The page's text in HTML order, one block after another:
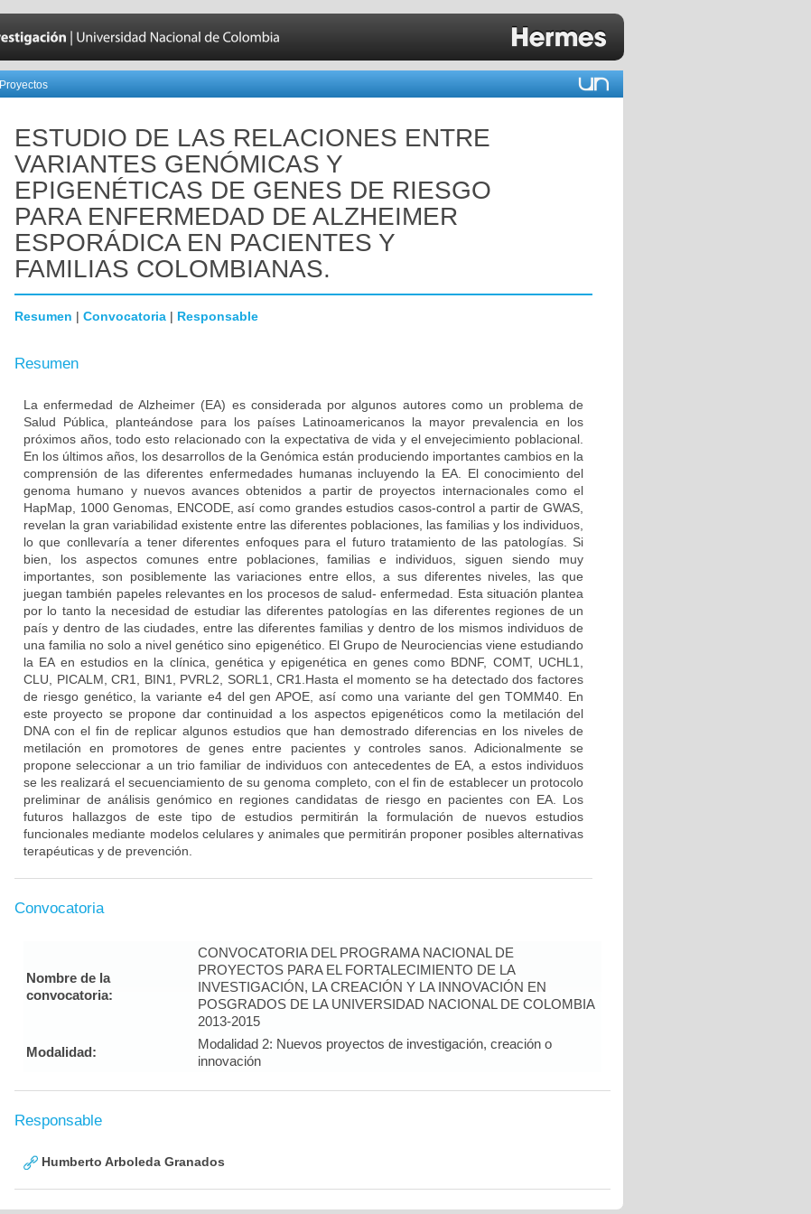
Proyectos
ESTUDIO DE LAS RELACIONES ENTRE
VARIANTES GENÓMICAS Y
EPIGENÉTICAS DE GENES DE RIESGO
PARA ENFERMEDAD DE ALZHEIMER
ESPORÁDICA EN PACIENTES Y
FAMILIAS COLOMBIANAS.
Resumen | Convocatoria | Responsable
Resumen
La enfermedad de Alzheimer (EA) es considerada por algunos autores como un problema de
Salud Pública, planteándose para los países Latinoamericanos la mayor prevalencia en los
próximos años, todo esto relacionado con la expectativa de vida y el envejecimiento poblacional.
En los últimos años, los desarrollos de la Genómica están produciendo importantes cambios en la
comprensión de las diferentes enfermedades humanas incluyendo la EA. El conocimiento del
genoma humano y nuevos avances obtenidos a partir de proyectos internacionales como el
HapMap, 1000 Genomas, ENCODE, así como grandes estudios casos-control a partir de GWAS,
revelan la gran variabilidad existente entre las diferentes poblaciones, las familias y los individuos,
lo que conllevaría a tener diferentes enfoques para el futuro tratamiento de las patologías. Si
bien, los aspectos comunes entre poblaciones, familias e individuos, siguen siendo muy
importantes, son posiblemente las variaciones entre ellos, a sus diferentes niveles, las que
juegan también papeles relevantes en los procesos de salud- enfermedad. Esta situación plantea
por lo tanto la necesidad de estudiar las diferentes patologías en las diferentes regiones de un
país y dentro de las ciudades, entre las diferentes familias y dentro de los mismos individuos de
una familia no solo a nivel genético sino epigenético. El Grupo de Neurociencias viene estudiando
la EA en estudios en la clínica, genética y epigenética en genes como BDNF, COMT, UCHL1,
CLU, PICALM, CR1, BIN1, PVRL2, SORL1, CR1.Hasta el momento se ha detectado dos factores
de riesgo genético, la variante e4 del gen APOE, así como una variante del gen TOMM40. En
este proyecto se propone dar continuidad a los aspectos epigenéticos como la metilación del
DNA con el fin de replicar algunos estudios que han demostrado diferencias en los niveles de
metilación en promotores de genes entre pacientes y controles sanos. Adicionalmente se
propone seleccionar a un trio familiar de individuos con antecedentes de EA, a estos individuos
se les realizará el secuenciamiento de su genoma completo, con el fin de establecer un protocolo
preliminar de análisis genómico en regiones candidatas de riesgo en pacientes con EA. Los
futuros hallazgos de este tipo de estudios permitirán la formulación de nuevos estudios
funcionales mediante modelos celulares y animales que permitirán proponer posibles alternativas
terapéuticas y de prevención.
Convocatoria
Nombre de la
convocatoria:
CONVOCATORIA DEL PROGRAMA NACIONAL DE
PROYECTOS PARA EL FORTALECIMIENTO DE LA
INVESTIGACIÓN, LA CREACIÓN Y LA INNOVACIÓN EN
POSGRADOS DE LA UNIVERSIDAD NACIONAL DE COLOMBIA
2013-2015
Modalidad:
Modalidad 2: Nuevos proyectos de investigación, creación o
innovación
Responsable
Humberto Arboleda Granados